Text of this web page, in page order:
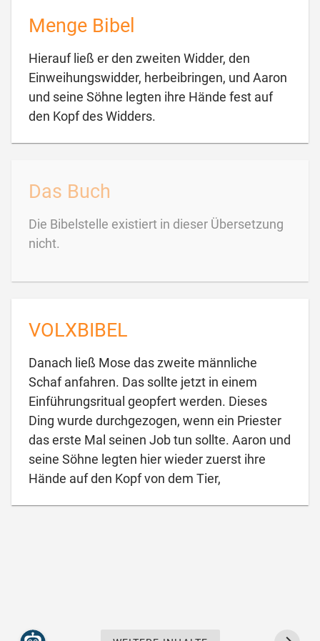
Menge Bibel
Hierauf ließ er den zweiten Widder, den
Einweihungswidder, herbeibringen, und Aaron
und seine Söhne legten ihre Hände fest auf
den Kopf des Widders.
Das Buch
Die Bibelstelle existiert in dieser Übersetzung
nicht.
VOLXBIBEL
Danach ließ Mose das zweite männliche
Schaf anfahren. Das sollte jetzt in einem
Einführungsritual geopfert werden. Dieses
Ding wurde durchgezogen, wenn ein Priester
das erste Mal seinen Job tun sollte. Aaron und
seine Söhne legten hier wieder zuerst ihre
Hände auf den Kopf von dem Tier,